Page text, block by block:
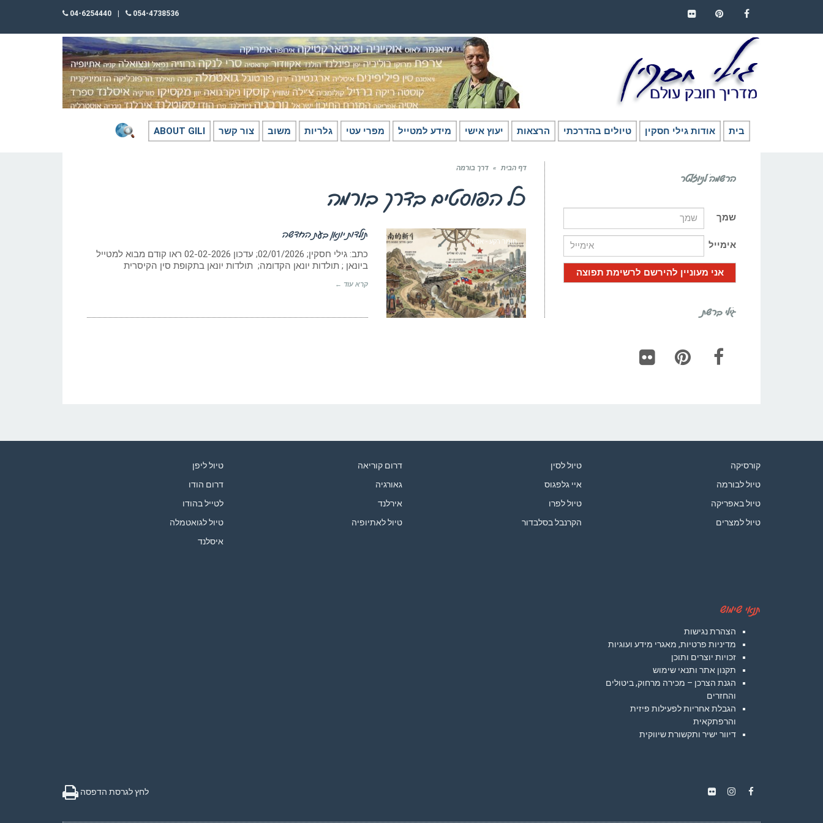
054-4738536
04-6254440
בית אודות גילי חסקין טיולים בהדרכתי הרצאות יעוץ אישי מידע למטייל מפרי עטי גלריות משוב צור קשר ABOUT GILI
דף הבית » דרך בורמה
כל הפוסטים בדרך בורמה
חומר רקע - אסיה
תולדות יונאן בעת החדשה
כתב: גילי חסקין; ‏02/01/2026; עדכון 02-02-2026 ראו קודם מבוא למטייל
ביונאן ; תולדות יונאן הקדומה; תולדות יונאן בתקופת סין הקיסרית
קרא עוד ←
הרשמה לניוזלטר
שמך
אימייל
גילי ברשת
קורסיקה
טיול לבורמה
טיול באפריקה
טיול למצרים
טיול לסין
איי גלפגוס
טיול לפרו
הקרנבל בסלבדור
דרום קוריאה
גאורגיה
אירלנד
טיול לאתיופיה
טיול ליפן
דרום הודו
לטייל בהודו
טיול לגואטמלה
איסלנד
תנאי שימוש
הצהרת נגישות
מדיניות פרטיות, מאגרי מידע ועוגיות
זכויות יוצרים ותוכן
תקנון אתר ותנאי שימוש
הגנת הצרכן – מכירה מרחוק, ביטולים
והחזרים
הגבלת אחריות לפעילות פיזית
והרפתקאית
דיוור ישיר ותקשורת שיווקית
לחץ לגרסת הדפסה